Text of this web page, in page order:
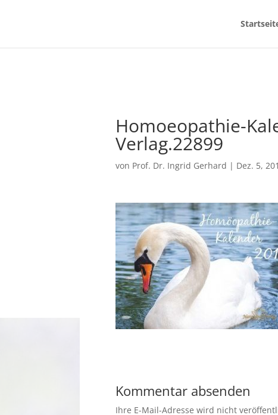
Homoeopathie-
Verlag.22899
von Prof. Dr. Ingrid Gerhard | Dez. 5,
Kommentar absenden
Ihre E-Mail-Adresse wird nicht